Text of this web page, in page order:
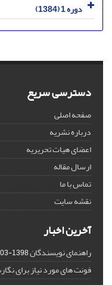
دوره 1 (1384)
دسترسی سریع
صفحه اصلی
درباره نشریه
اعضای هیات تحریریه
ارسال مقاله
تماس با ما
نقشه سایت
آخرین اخبار
راهنمای نویسندگان1398-03-23
فونت های مورد نیاز برای